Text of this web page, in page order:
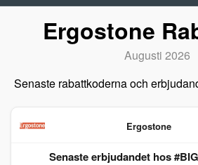
Ergostone
Augusti 2026
Senaste rabattkoderna och
Ergostone
Senaste erbjudandet hos